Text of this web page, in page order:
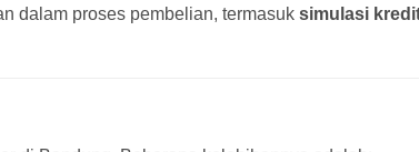
dalam proses pembelian, termasuk simulasi